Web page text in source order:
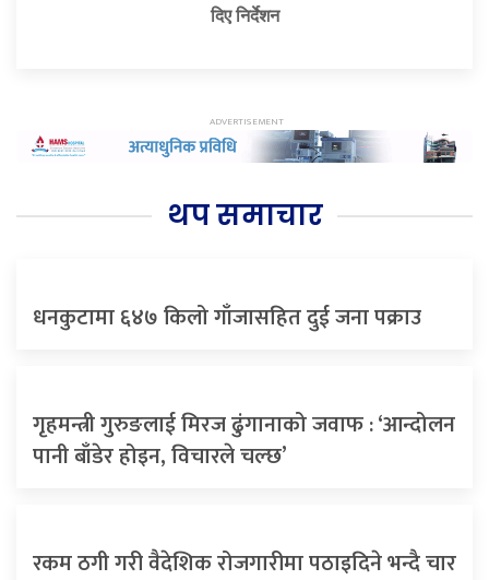
दिए निर्देशन
थप समाचार
धनकुटामा ६४७ किलो गाँजासहित दुई जना पक्राउ
गृहमन्त्री गुरुङलाई मिरज ढुंगानाको जवाफ : ‘आन्दोलन
पानी बाँडेर होइन, विचारले चल्छ’
रकम ठगी गरी वैदेशिक रोजगारीमा पठाइदिने भन्दै चार